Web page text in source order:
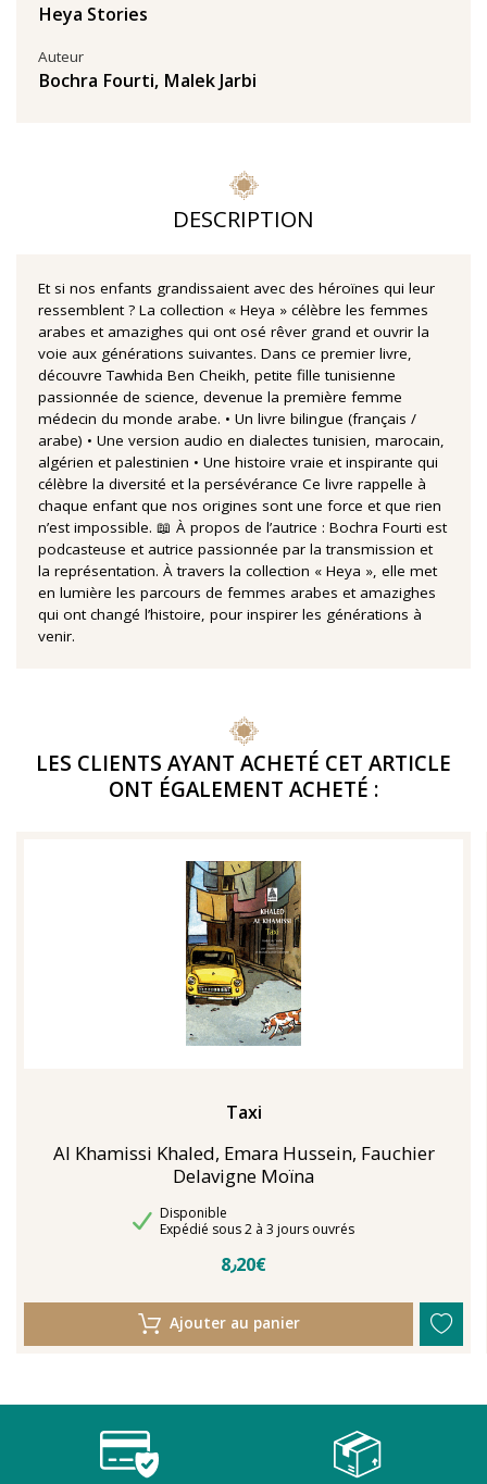
Heya Stories
Auteur
Bochra Fourti, Malek Jarbi
DESCRIPTION
Et si nos enfants grandissaient avec des héroïnes qui leur
ressemblent ? La collection « Heya » célèbre les femmes
arabes et amazighes qui ont osé rêver grand et ouvrir la
voie aux générations suivantes. Dans ce premier livre,
découvre Tawhida Ben Cheikh, petite fille tunisienne
passionnée de science, devenue la première femme
médecin du monde arabe. • Un livre bilingue (français /
arabe) • Une version audio en dialectes tunisien, marocain,
algérien et palestinien • Une histoire vraie et inspirante qui
célèbre la diversité et la persévérance Ce livre rappelle à
chaque enfant que nos origines sont une force et que rien
n’est impossible. 📖 À propos de l’autrice : Bochra Fourti est
podcasteuse et autrice passionnée par la transmission et
la représentation. À travers la collection « Heya », elle met
en lumière les parcours de femmes arabes et amazighes
qui ont changé l’histoire, pour inspirer les générations à
venir.
LES CLIENTS AYANT ACHETÉ CET ARTICLE
ONT ÉGALEMENT ACHETÉ :
Taxi
Al Khamissi Khaled, Emara Hussein, Fauchier
Delavigne Moïna
Disponibilité
Disponible
Délais de livraison
Expédié sous 2 à 3 jours ouvrés
8٫20€
Ajouter au panier